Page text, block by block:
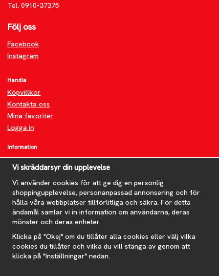
Tel. 0910-37375
Följ oss
Facebook
Instagram
Handla
Köpvillkor
Kontakta oss
Mina favoriter
Logga in
Information
Om oss
FAQ
Nyheter
Nyhetsbrev
Om cookies
Prenumerera på nyhetsbrevet för våra bästa erbjudanden och
nyheter!
E-
postadress
Vi skräddarsyr din upplevelse
Vi använder cookies för att ge dig en personlig
shoppingupplevelse, personanpassad annonsering och för
hålla våra webbplatser tillförlitliga och säkra. För detta
ändamål samlar vi in information om användarna, deras
mönster och deras enheter.
Klicka på "Okej" om du tillåter alla cookies eller välj vilka
cookies du tillåter och vilka du vill stänga av genom att
klicka på "Inställningar" nedan.